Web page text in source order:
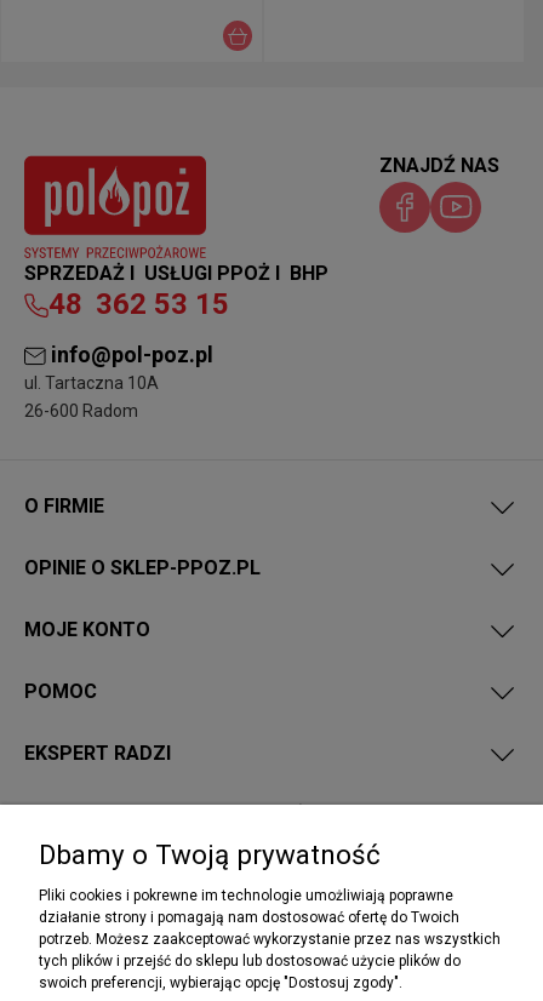
SPRZEDAŻ I USŁUGI PPOŻ I BHP
48 362 53 15
info@pol-poz.pl
ul. Tartaczna 10A
26-600 Radom
ZNAJDŹ NAS
O FIRMIE
OPINIE O SKLEP-PPOZ.PL
MOJE KONTO
POMOC
EKSPERT RADZI
NEWSLETTER
Podaj swój adres e-mail, jeżeli chcesz otrzymywać
Dbamy o Twoją prywatność
Pliki cookies i pokrewne im technologie umożliwiają poprawne
działanie strony i pomagają nam dostosować ofertę do Twoich
potrzeb. Możesz zaakceptować wykorzystanie przez nas wszystkich
tych plików i przejść do sklepu lub dostosować użycie plików do
swoich preferencji, wybierając opcję "Dostosuj zgody".